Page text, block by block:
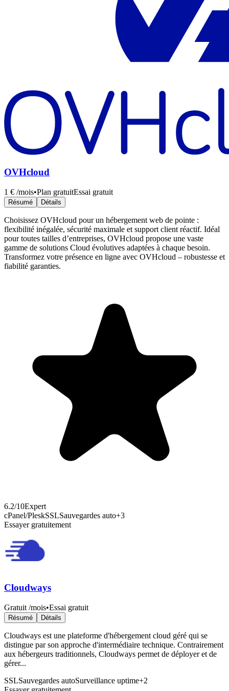
OVHcloud
1 € /mois•Plan gratuitEssai gratuit
Résumé Détails
Choisissez OVHcloud pour un hébergement web de pointe :
flexibilité inégalée, sécurité maximale et support client réactif. Idéal
pour toutes tailles d’entreprises, OVHcloud propose une vaste
gamme de solutions Cloud évolutives adaptées à chaque besoin.
Transformez votre présence en ligne avec OVHcloud – robustesse et
fiabilité garanties.
6.2/10Expert
cPanel/PleskSSLSauvegardes auto+3
Essayer gratuitement
Cloudways
Gratuit /mois•Essai gratuit
Résumé Détails
Cloudways est une plateforme d'hébergement cloud géré qui se
distingue par son approche d'intermédiaire technique. Contrairement
aux hébergeurs traditionnels, Cloudways permet de déployer et de
gérer...
SSLSauvegardes autoSurveillance uptime+2